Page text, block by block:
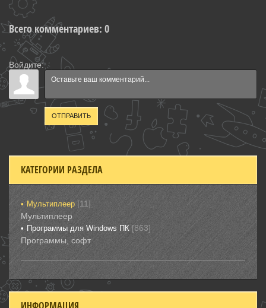
Всего комментариев: 0
Войдите:
ОТПРАВИТЬ
КАТЕГОРИИ РАЗДЕЛА
Мультиплеер [11]
Мультиплеер
Программы для Windows ПК [863]
Программы, софт